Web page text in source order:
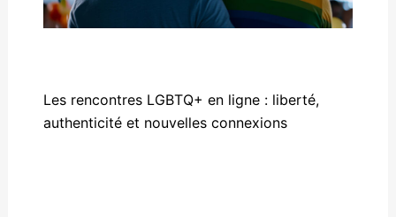
Les rencontres LGBTQ+ en ligne : liberté,
authenticité et nouvelles connexions